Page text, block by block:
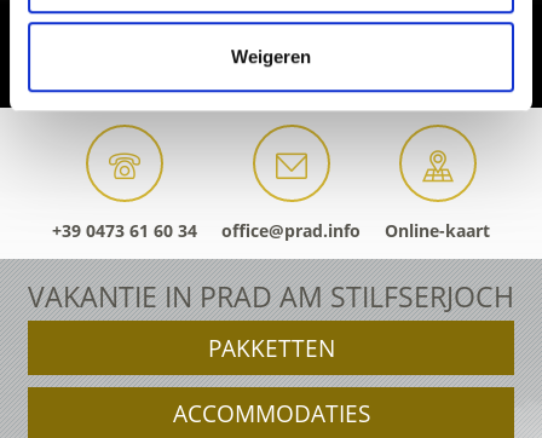
Weigeren
+39 0473 61 60 34 office@prad.info Online-kaart
VAKANTIE IN PRAD AM STILFSERJOCH
PAKKETTEN
ACCOMMODATIES